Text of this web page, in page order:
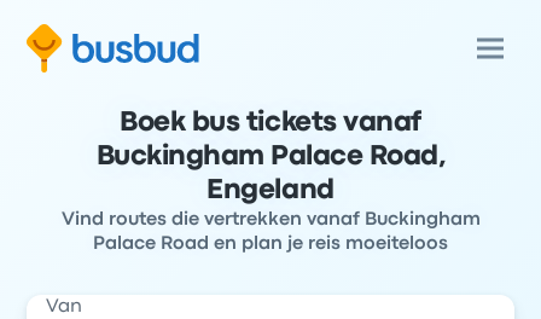
Boek bus tickets vanaf
Buckingham Palace Road,
Engeland
Vind routes die vertrekken vanaf Buckingham
Palace Road en plan je reis moeiteloos
Van